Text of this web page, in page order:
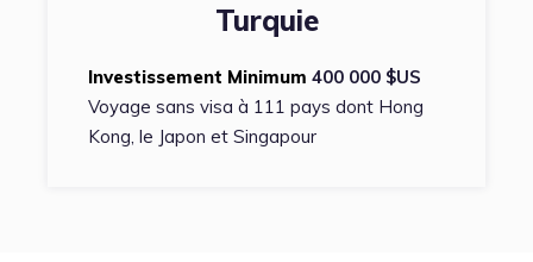
Turquie
Investissement Minimum 400 000 $US
Voyage sans visa à 111 pays dont Hong
Kong, le Japon et Singapour